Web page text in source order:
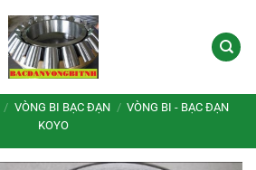
/ VÒNG BI BẠC ĐẠN / VÒNG BI - BẠC ĐẠN
KOYO